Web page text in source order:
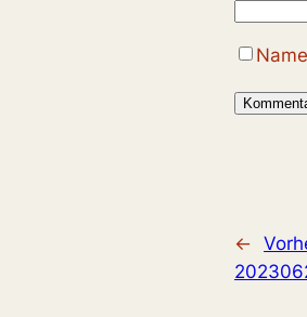
←